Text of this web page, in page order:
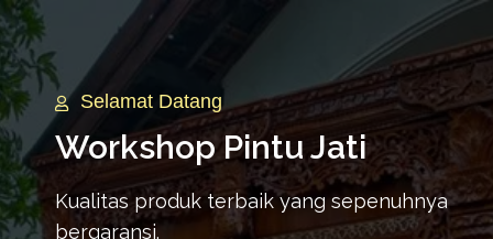
Selamat Datang
Workshop Pintu Jati
Kualitas produk terbaik yang sepenuhnya
bergaransi.